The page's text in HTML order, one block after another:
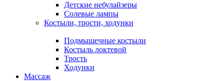
Детские небулайзеры
Солевые лампы
Костыли, трости, ходунки
Подмышечные костыли
Костыль локтевой
Трость
Ходунки
Массаж